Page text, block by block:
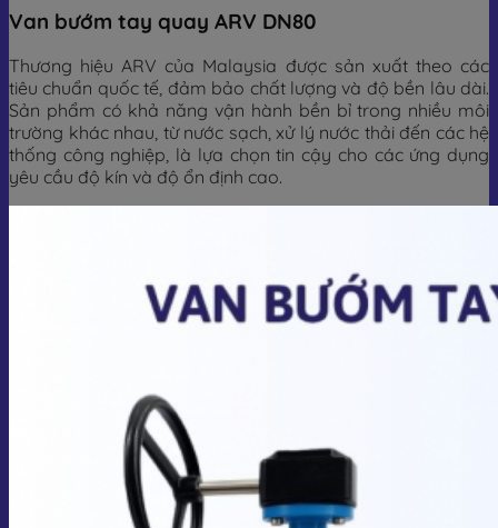
Van bướm tay quay ARV DN80
Thương hiệu ARV của Malaysia được sản xuất theo các
tiêu chuẩn quốc tế, đảm bảo chất lượng và độ bền lâu dài.
Sản phẩm có khả năng vận hành bền bỉ trong nhiều môi
trường khác nhau, từ nước sạch, xử lý nước thải đến các hệ
thống công nghiệp, là lựa chọn tin cậy cho các ứng dụng
yêu cầu độ kín và độ ổn định cao.